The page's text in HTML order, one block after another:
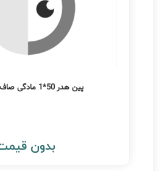
پین هدر 50*1 مادگی صاف 1.00mm
بدون